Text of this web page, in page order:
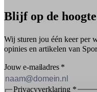
Blijf op de hoogte
Wij sturen jou één keer per
opinies en artikelen van
Jouw e-mailadres *
Privacyverklaring *